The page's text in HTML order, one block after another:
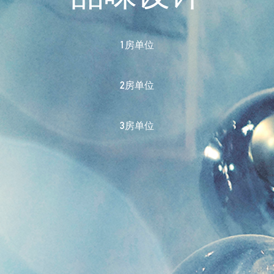
1房单位
2房单位
3房单位